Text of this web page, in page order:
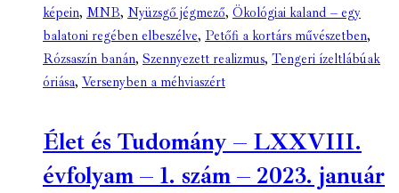
képein, MNB, Nyüzsgő jégmező, Ökológiai kaland – egy
balatoni regében elbeszélve, Petőfi a kortárs művészetben,
Rózsaszín banán, Szennyezett realizmus, Tengeri ízeltlábúak
óriása, Versenyben a méhviaszért
Élet és Tudomány – LXXVIII.
évfolyam – 1. szám – 2023. január